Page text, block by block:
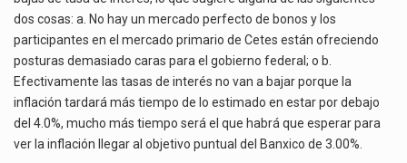
dos cosas: a. No hay un mercado perfecto de bonos y los
participantes en el mercado primario de Cetes están ofreciendo
posturas demasiado caras para el gobierno federal; o b.
Efectivamente las tasas de interés no van a bajar porque la
inflación tardará más tiempo de lo estimado en estar por debajo
del 4.0%, mucho más tiempo será el que habrá que esperar para
ver la inflación llegar al objetivo puntual del Banxico de 3.00%.